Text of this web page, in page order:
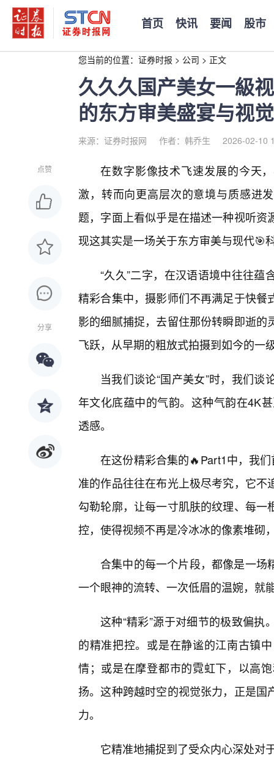
首页 快讯 要闻 股市
您当前的位置： 证券时报 > 公司 > 正文
久久久国产美女一級
的东方审美盛宴与视
来源：证券时报网 作者：韩乔生 2026-02-10
点赞
分享
在数字影像技术飞速发展的今天
激，转而向更高层次的意境与质感进
题，字面上看似乎是在描述一种视听
现这其实是一场关于东方审美与现代🎯
“久久”二字，在汉语语境中往往
精彩合集中，摄影师们不再满足于快
影的细腻捕捉，去留住那份转瞬即逝
飞跃，从早期的粗放式拍摄到如今的一
当我们谈论“国产美女”时，我们
年文化底蕴中的气韵。这种气韵在4K
透感。
在这份精彩合集的🔥Part1中，我
准的作品往往在布光上极尽考究，它
勾勒轮廓，让每一寸肌肤的纹理、每
控，使得视频不再是冷冰冰的像素堆砌
合集中的每一个片段，都像是一
一个眼神的流转、一次低眉的温婉，就
这种“精彩”源于对细节的极致偏
的精准把控。或是在静谧的江南古镇
情；或是在摩登都市的霓虹下，以高
扬。这种跨越时空的视觉张力，正是
力。
它精准地捕捉到了受众内心深处对